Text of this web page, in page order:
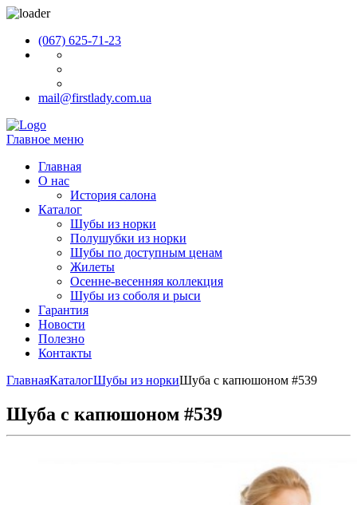
(067) 625-71-23
mail@firstlady.com.ua
Главное меню
Главная
О нас
История салона
Каталог
Шубы из норки
Полушубки из норки
Шубы по доступным ценам
Жилеты
Осенне-весенняя коллекция
Шубы из соболя и рыси
Гарантия
Новости
Полезно
Контакты
ГлавнаяКаталогШубы из норкиШуба с капюшоном #539
Шуба с капюшоном #539